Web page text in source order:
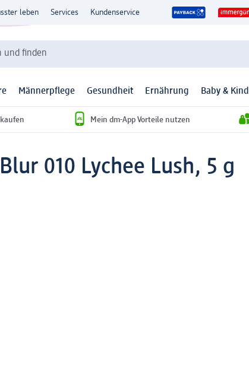
leben Services Kundenservice
und finden
Männerpflege Gesundheit Ernährung Baby & Kind
Mein dm-App Vorteile nutzen
010 Lychee Lush, 5 g